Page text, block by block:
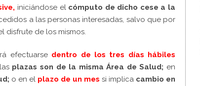
, iniciándose el cómputo de dicho cese a la
a las personas interesadas, salvo que por
disfrute de los mismos.
efectuarse dentro de los tres días hábiles
plazas son de la misma Área de Salud; en
o en el plazo de un mes si implica cambio en